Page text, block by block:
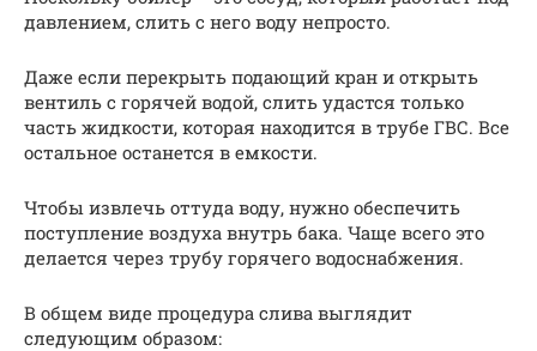
давлением, слить с него воду непросто.
Даже если перекрыть подающий кран и открыть
вентиль с горячей водой, слить удастся только
часть жидкости, которая находится в трубе ГВС. Все
остальное останется в емкости.
Чтобы извлечь оттуда воду, нужно обеспечить
поступление воздуха внутрь бака. Чаще всего это
делается через трубу горячего водоснабжения.
В общем виде процедура слива выглядит
следующим образом: